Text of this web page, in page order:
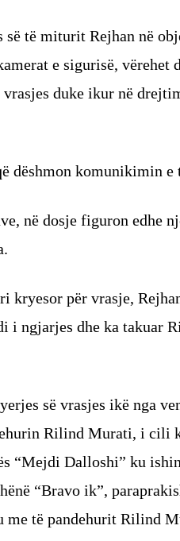
të miturit Rejhan në
e sigurisë,
vrasjes duke ikur në
dëshmon komunikimin e
në dosje figuron edhe
kryesor për vrasje,
i ngjarjes dhe ka
së vrasjes ikë nga
Rilind Murati, i cili
“Mejdi Dalloshi” ku
“Bravo ik”,
me të pandehurit Rilind